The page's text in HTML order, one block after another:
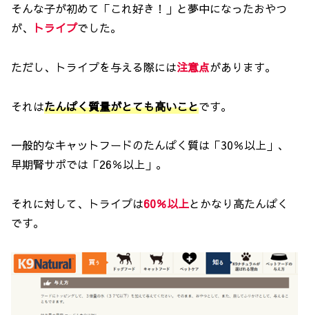
そんな子が初めて「これ好き！」と夢中になったおやつ
が、
トライプでした。
ただし、トライプを与える際には注意点があります。
それはたんぱく質量がとても高いことです。
一般的なキャットフードのたんぱく質は「30％以上」、
早期腎サポでは「26％以上」。
それに対して、トライプは60％以上とかなり高たんぱく
です。